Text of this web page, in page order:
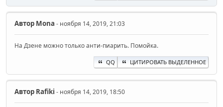
Автор Mona - ноября 14, 2019, 21:03
На Дзене можно только анти-пиарить. Помойка.
QQ ЦИТИРОВАТЬ ВЫДЕЛЕННОЕ
Автор Rafiki - ноября 14, 2019, 18:50